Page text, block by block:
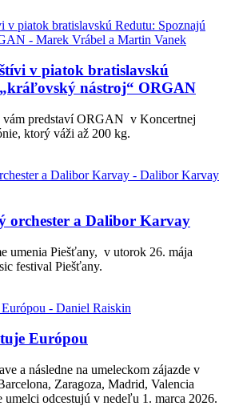
v piatok bratislavskú
nástroj“ ORGAN
vám predstaví ORGAN v Koncertnej
ktorý váži až 200 kg.
orchester a Dalibor Karvay
umenia Piešťany, v utorok 26. mája
festival Piešťany.
Európou
a následne na umeleckom zájazde v
Zaragoza, Madrid, Valencia
umelci odcestujú v nedeľu 1. marca 2026.